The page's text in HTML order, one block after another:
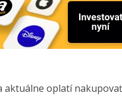
aktuálne oplatí